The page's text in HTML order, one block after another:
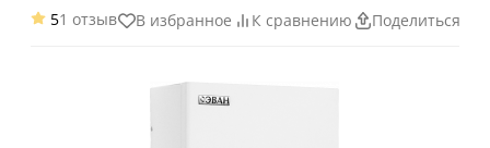
51 отзыв В избранное К сравнению Поделиться